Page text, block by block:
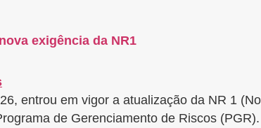
exigência da NR1
entrou em vigor a atualização da NR 1
de Gerenciamento de Riscos